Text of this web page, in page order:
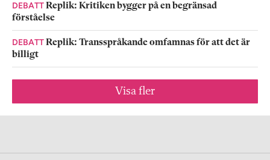
DEBATTReplik: Kritiken bygger på en begränsad
förståelse
DEBATTReplik: Transspråkande omfamnas för att det är
billigt
Visa fler